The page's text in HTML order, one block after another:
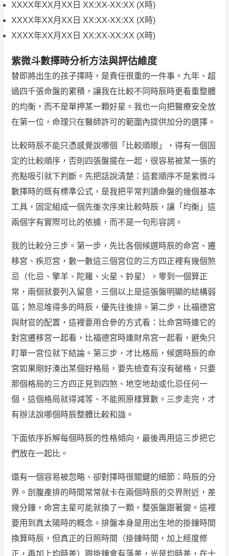
XXXX年XX月XX日 XX:XX-XX:XX (X時)
XXXX年XX月XX日 XX:XX-XX:XX (X時)
XXXX年XX月XX日 XX:XX-XX:XX (X時)
紫微斗數擇時分析方法與評估維度
替即將出生的孩子擇時，是責任很重的一件事。九年、超
過四千張命盤的累積，讓我在比較不同時辰時更看重整體
的均衡，而不是單押某一顆好星。我也一向把醫療安全放
在第一位，命理只在醫師許可的範圍內提供加分的選擇。
比較時辰不能只憑感覺說哪個「比較順眼」，得有一個固
定的比較順序，否則四張盤擺在一起，很容易被某一張的
亮點吸引就下判斷。先把話說清楚：這套順序不是紫微斗
數擇時的既有標準公式，是我把平常判讀命盤的幾個基本
工具，固定組成一個先後次序來比較時辰，讓「均衡」這
兩個字有實際可比的依據，而不是一句形容詞。
我的比較分三步。第一步，先比各個候選時辰的命宮、遷
移宮、疾厄宮，數一數這三個宮位的三方四正裡有幾個煞
忌（化忌、擎羊、陀羅、火星、鈴星）。零到一個算正
常，兩個就要列入留意，三個以上是這張盤明顯的結構弱
區；煞忌堆得多的時辰，優先往後排。第二步，比福德宮
與財官的配置，這裡要用合參的方式看：比命宮時連它的
對宮遷移宮一起看，比福德宮時連財帛宮一起看，避免只
盯單一宮位就下結論。第三步，才比格局，候選時辰的命
宮如果剛好湊出某個好格局，要先檢查有沒有破格，只要
那個格局的三方四正見到四煞、地空地劫或化忌任何一
個，這個格局就得減等、不能照原樣算數。三步走完，才
有辦法說哪個時辰整體比較和諧。
下面依序拆解每個時辰的性格傾向，最後再用這三步把它
們放在一起比。
還有一個容易被忽略、卻對擇時很關鍵的細節：時辰的分
界。剖腹產排的時間常常就卡在兩個時辰的交界附近，差
幾分鐘，命宮主星可能就換了一顆，整張盤跟著變。這裡
要用到真太陽時的概念。排盤本身是用出生地的掛鐘時間
換算時辰，但真正的日照時間（掛鐘時間，加上經度修
正，再加上均時差）跟掛鐘會有落差，光是均時差，在十